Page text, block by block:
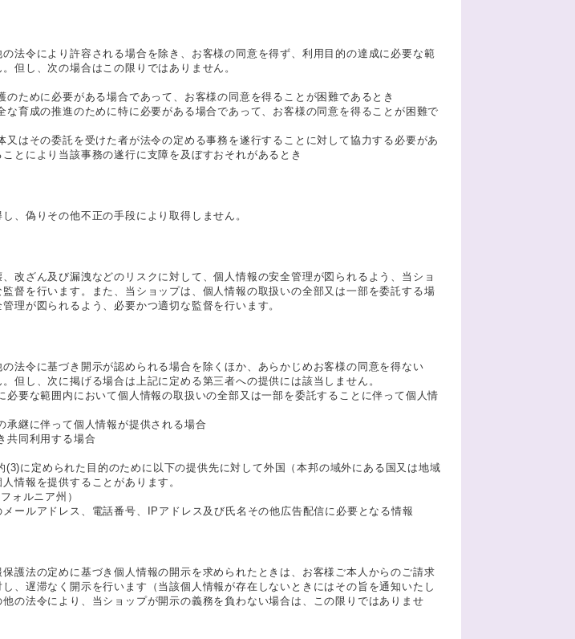
法令により許容される場合を除き、お客様の同意を得ず、利用目的の達成に必要な範
但し、次の場合はこの限りではありません。
のために必要がある場合であって、お客様の同意を得ることが困難であるとき
な育成の推進のために特に必要がある場合であって、お客様の同意を得ることが困難で
又はその委託を受けた者が法令の定める事務を遂行することに対して協力する必要があ
とにより当該事務の遂行に支障を及ぼすおそれがあるとき
、偽りその他不正の手段により取得しません。
改ざん及び漏洩などのリスクに対して、個人情報の安全管理が図られるよう、当ショ
督を行います。また、当ショップは、個人情報の取扱いの全部又は一部を委託する場
理が図られるよう、必要かつ適切な監督を行います。
法令に基づき開示が認められる場合を除くほか、あらかじめお客様の同意を得ない
但し、次に掲げる場合は上記に定める第三者への提供には該当しません。
必要な範囲内において個人情報の取扱いの全部又は一部を委託することに伴って個人情
承継に伴って個人情報が提供される場合
共同利用する場合
に定められた目的のために以下の提供先に対して外国（本邦の域外にある国又は地域
情報を提供することがあります。
ォルニア州）
メールアドレス、電話番号、IPアドレス及び氏名その他広告配信に必要となる情報
護法の定めに基づき個人情報の開示を求められたときは、お客様ご本人からのご請求
、遅滞なく開示を行います（当該個人情報が存在しないときにはその旨を通知いたし
の法令により、当ショップが開示の義務を負わない場合は、この限りではありませ